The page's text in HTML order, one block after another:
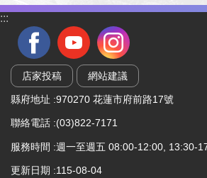
:::
店家投稿 網站建議
縣府地址 :970270 花蓮市府前路17號
聯絡電話 :(03)822-7171
服務時間 :週一至週五 08:00-12:00, 13:30-
更新日期 115-08-04